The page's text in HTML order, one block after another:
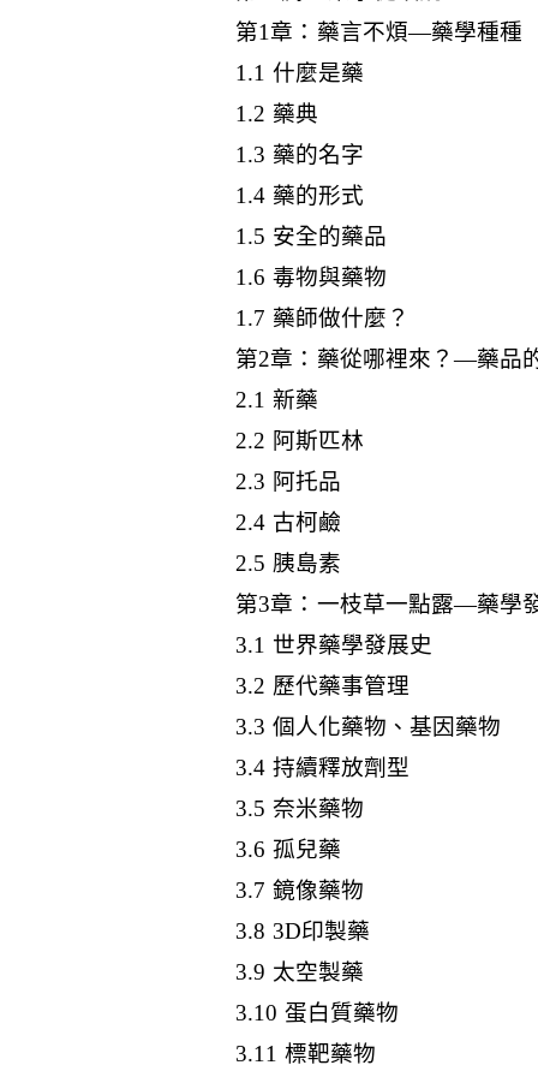
第1章：藥言不煩—藥學種種
1.1 什麼是藥
1.2 藥典
1.3 藥的名字
1.4 藥的形式
1.5 安全的藥品
1.6 毒物與藥物
1.7 藥師做什麼？
第2章：藥從哪裡來？—藥品
2.1 新藥
2.2 阿斯匹林
2.3 阿托品
2.4 古柯鹼
2.5 胰島素
第3章：一枝草一點露—藥學
3.1 世界藥學發展史
3.2 歷代藥事管理
3.3 個人化藥物、基因藥物
3.4 持續釋放劑型
3.5 奈米藥物
3.6 孤兒藥
3.7 鏡像藥物
3.8 3D印製藥
3.9 太空製藥
3.10 蛋白質藥物
3.11 標靶藥物